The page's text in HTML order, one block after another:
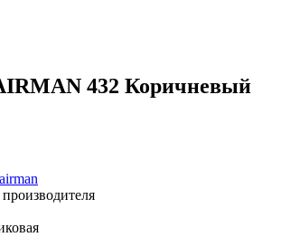
432 Коричневый
производителя